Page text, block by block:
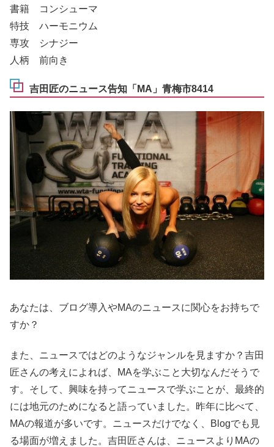
書籍 コンシューマ
特技 ハーモニウム
専攻 シナジー
人柄 前向き
吉田匠のニュース告知「MA」青梅市8414
あなたは、ブログ導入やMAのニュースに関心をお持ちで
すか？
また、ニュースではどのようなジャンルを見ますか？吉田
匠さんの考えによれば、MAを学ぶこと大切なんだそうで
す。そして、興味を持ってニュースで学ぶことが、最終的
には地元のためになると語っていました。昨年に比べて、
MAの報道が多いです。ニュースだけでなく、Blogでも見
る場面が増えました。吉田匠さんは、ニュースよりMAの